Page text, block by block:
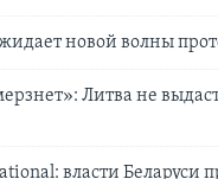
новой волны
Литва не
власти Беларуси